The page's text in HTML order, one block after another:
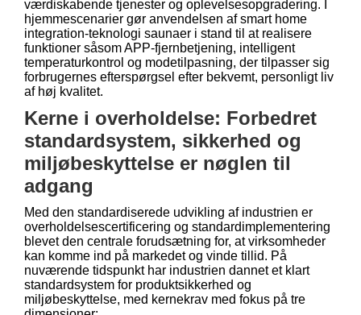
værdiskabende tjenester og oplevelsesopgradering. I
hjemmescenarier gør anvendelsen af ​​smart home
integration-teknologi saunaer i stand til at realisere
funktioner såsom APP-fjernbetjening, intelligent
temperaturkontrol og modetilpasning, der tilpasser sig
forbrugernes efterspørgsel efter bekvemt, personligt liv
af høj kvalitet.
Kerne i overholdelse: Forbedret
standardsystem, sikkerhed og
miljøbeskyttelse er nøglen til
adgang
Med den standardiserede udvikling af industrien er
overholdelsescertificering og standardimplementering
blevet den centrale forudsætning for, at virksomheder
kan komme ind på markedet og vinde tillid. På
nuværende tidspunkt har industrien dannet et klart
standardsystem for produktsikkerhed og
miljøbeskyttelse, med kernekrav med fokus på tre